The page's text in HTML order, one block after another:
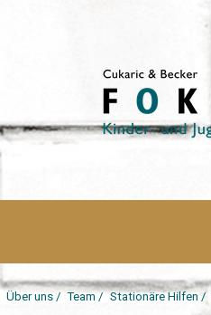
Über uns / Team / Stationäre Hilfen /